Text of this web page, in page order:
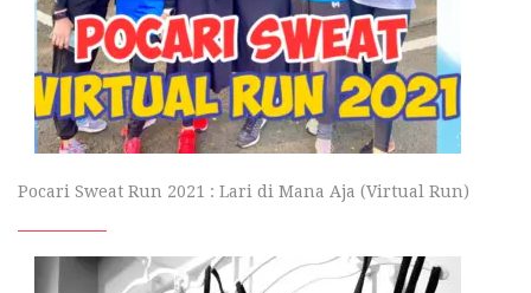
Pocari Sweat Run 2021 : Lari di Mana Aja (Virtual Run)